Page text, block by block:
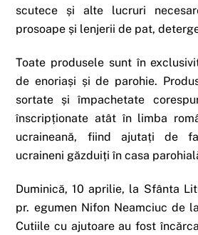
scutece și alte lucruri
prosoape și lenjerii de pat,
Toate produsele sunt în
de enoriași și de parohie.
sortate și împachetate
înscripționate atât în limba
ucraineană, fiind ajutați de
ucraineni găzduiți în casa
Duminică, 10 aprilie, la Sfânta
pr. egumen Nifon Neamciuc de
Cutiile cu ajutoare au fost